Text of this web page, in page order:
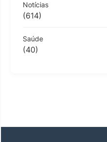
Notícias
(614)
Saúde
(40)